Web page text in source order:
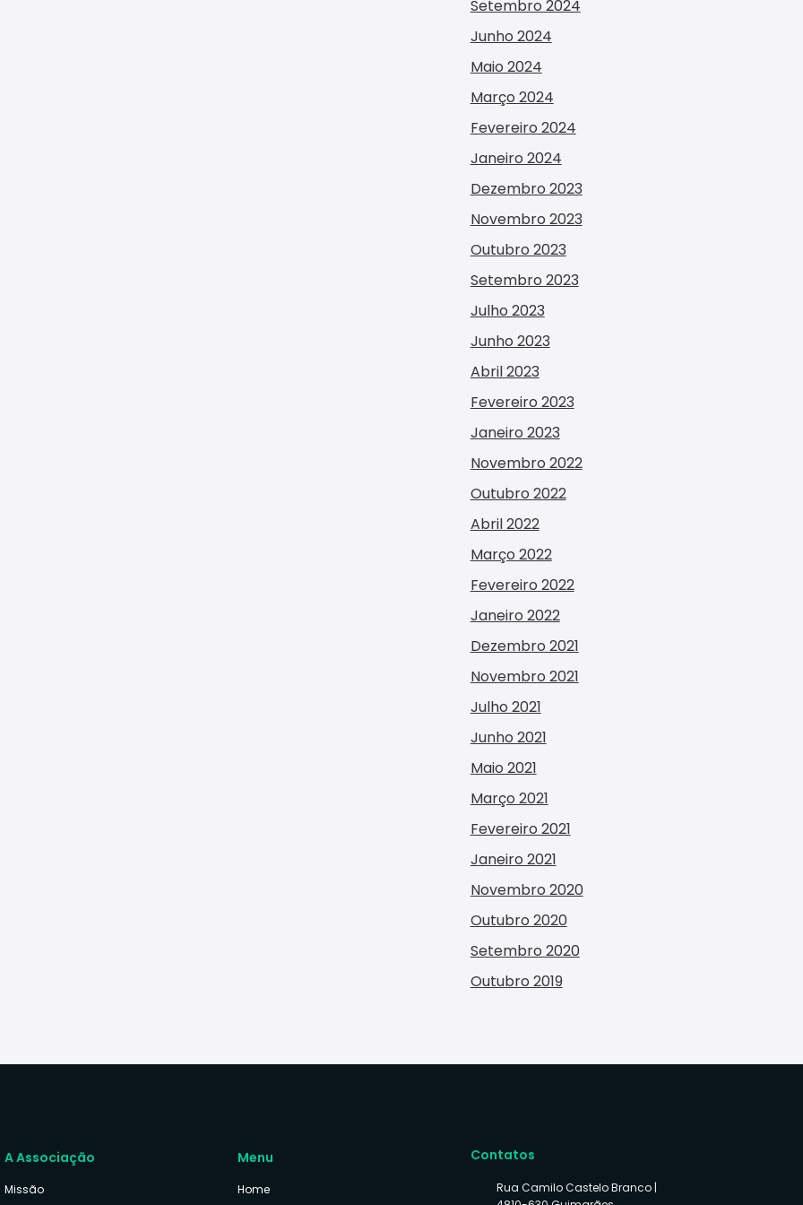
Setembro 2024
Junho 2024
Maio 2024
Março 2024
Fevereiro 2024
Janeiro 2024
Dezembro 2023
Novembro 2023
Outubro 2023
Setembro 2023
Julho 2023
Junho 2023
Abril 2023
Fevereiro 2023
Janeiro 2023
Novembro 2022
Outubro 2022
Abril 2022
Março 2022
Fevereiro 2022
Janeiro 2022
Dezembro 2021
Novembro 2021
Julho 2021
Junho 2021
Maio 2021
Março 2021
Fevereiro 2021
Janeiro 2021
Novembro 2020
Outubro 2020
Setembro 2020
Outubro 2019
A Associação
Missão
Menu
Home
Contatos
Rua Camilo Castelo Branco |